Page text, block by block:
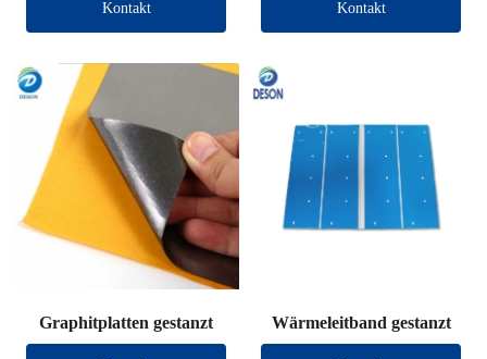
Kontakt Kontakt
Graphitplatten gestanzt Wärmeleitband gestanzt